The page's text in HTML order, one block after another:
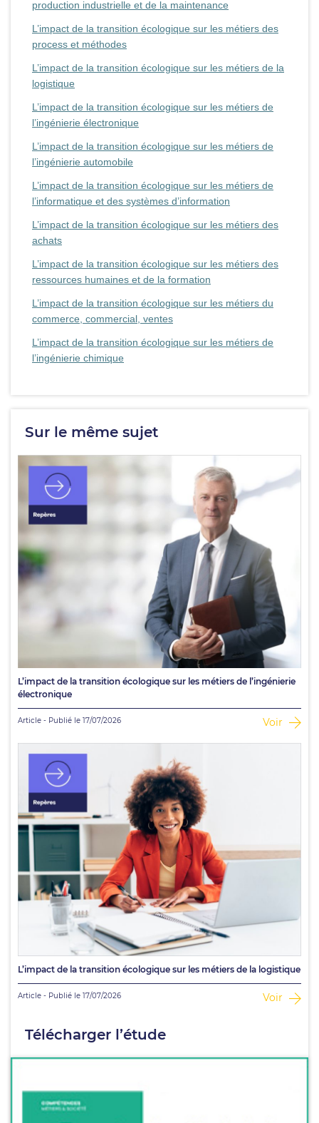
production industrielle et de la maintenance
L’impact de la transition écologique sur les métiers des
process et méthodes
L’impact de la transition écologique sur les métiers de la
logistique
L’impact de la transition écologique sur les métiers de
l’ingénierie électronique
L’impact de la transition écologique sur les métiers de
l’ingénierie automobile
L’impact de la transition écologique sur les métiers de
l’informatique et des systèmes d’information
L’impact de la transition écologique sur les métiers des
achats
L’impact de la transition écologique sur les métiers des
ressources humaines et de la formation
L’impact de la transition écologique sur les métiers du
commerce, commercial, ventes
L’impact de la transition écologique sur les métiers de
l’ingénierie chimique
Sur le même sujet
L’impact de la transition écologique sur les métiers de l’ingénierie
électronique
Article - Publié le 17/07/2026 Voir
L’impact de la transition écologique sur les métiers de la logistique
Article - Publié le 17/07/2026 Voir
Télécharger l’étude